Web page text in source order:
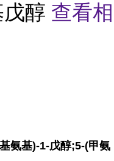
醇 查看相
氨基)-1-戊醇;5-(甲氨